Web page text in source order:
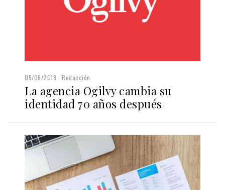
05/06/2018 Redacción
La agencia Ogilvy cambia su
identidad 70 años después